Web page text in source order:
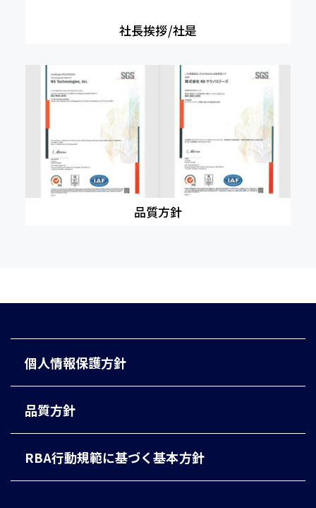
社長挨拶/社是
品質方針
個人情報保護方針
品質方針
RBA行動規範に基づく基本方針